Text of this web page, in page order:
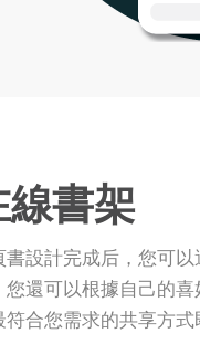
書架
書設計完成后，您可
您還可以根據自己的
符合您需求的共享方式